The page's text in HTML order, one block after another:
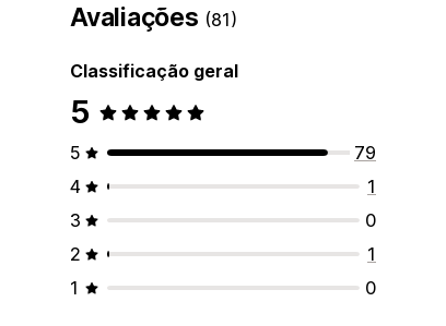
Avaliações (81)
Classificação geral
5
5
79
4
1
3
0
2
1
1
0